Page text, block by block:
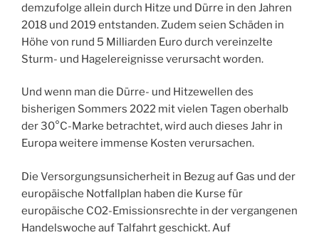
demzufolge allein durch Hitze und Dürre in den Jahren
2018 und 2019 entstanden. Zudem seien Schäden in
Höhe von rund 5 Milliarden Euro durch vereinzelte
Sturm- und Hagelereignisse verursacht worden.
Und wenn man die Dürre- und Hitzewellen des
bisherigen Sommers 2022 mit vielen Tagen oberhalb
der 30°C-Marke betrachtet, wird auch dieses Jahr in
Europa weitere immense Kosten verursachen.
Die Versorgungsunsicherheit in Bezug auf Gas und der
europäische Notfallplan haben die Kurse für
europäische CO2-Emissionsrechte in der vergangenen
Handelswoche auf Talfahrt geschickt. Auf